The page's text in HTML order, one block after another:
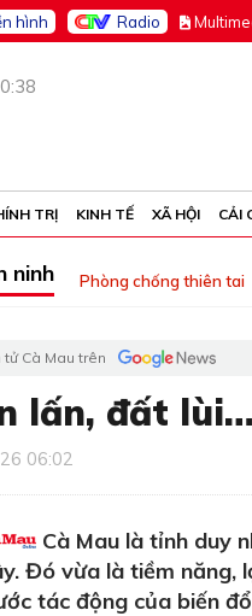
hình Radio M
TRỊ KINH TẾ XÃ HỘI CẢI
ninh Phòng chống thiên tai
Cà Mau trên
lấn, đất lùi…
06:02
Cà Mau là tỉnh duy
Đó vừa là tiềm năng,
tác động của biến